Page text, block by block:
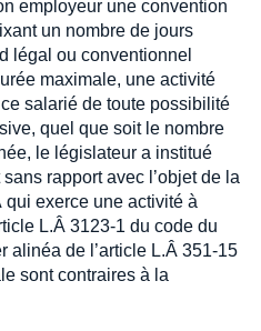
employeur une convention
un nombre de jours
légal ou conventionnel
maximale, une activité
salarié de toute possibilité
quel que soit le nombre
le législateur a institué
rapport avec l’objet de la
qui exerce une activité à
L.Â 3123-1 du code du
alinéa de l’article L.Â 351-15
sont contraires à la